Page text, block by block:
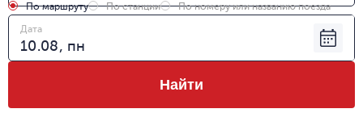
По маршруту По станции
По номеру или названию поезда
Дата
Найти